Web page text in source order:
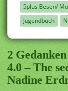
5plus Besen/
Jugendbuch
2
4.0 – The
Nadine